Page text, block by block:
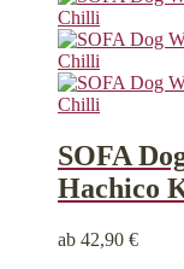
SOFA
Hachico
ab 42,90 €